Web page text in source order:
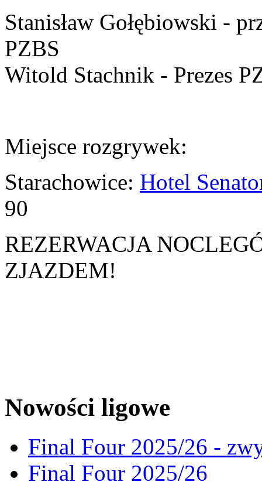
Stanisław Gołębiowski -
PZBS
Witold Stachnik - Prezes
Miejsce rozgrywek:
Starachowice: Hotel
90
REZERWACJA
ZJAZDEM!
Nowości ligowe
Final Four 2025/26 -
Final Four 2025/26